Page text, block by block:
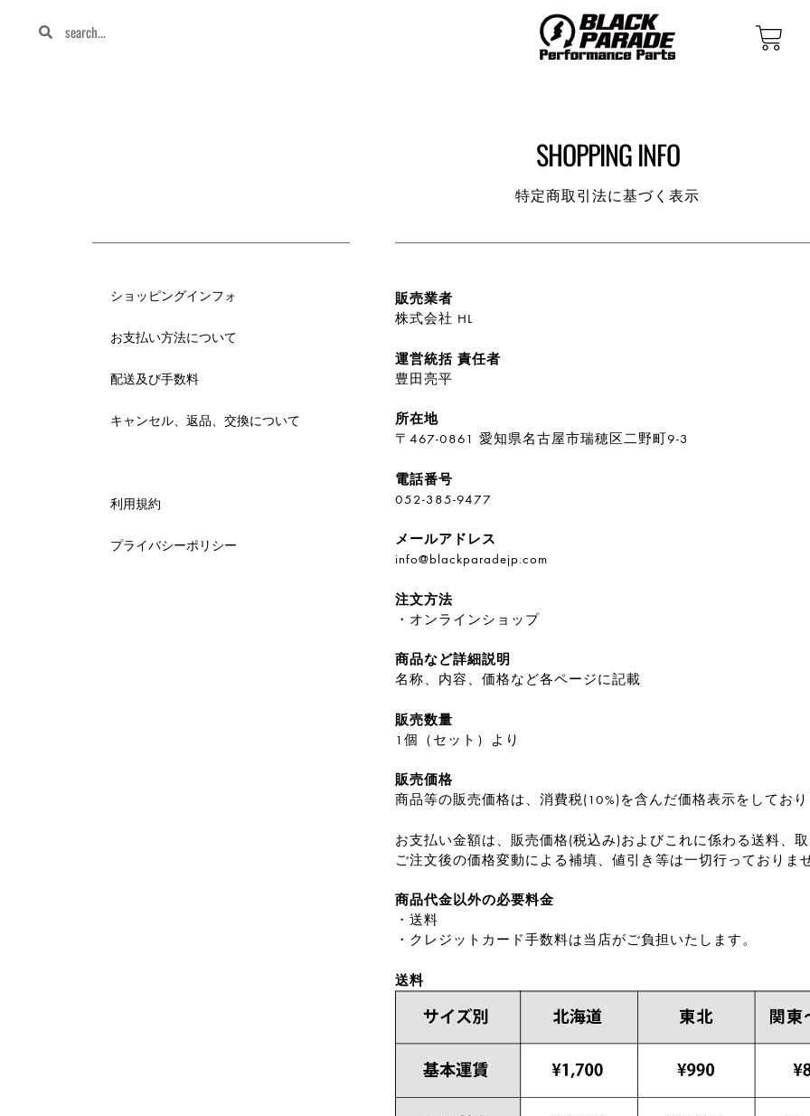
SHOPPING INFO
特定商取引法に基づく表示
ショッピングインフォ
お支払い方法について
配送及び手数料
キャンセル、返品、交換について
利用規約
プライバシーポリシー
販売業者
株式会社 HL
運営統括 責任者
豊田亮平
所在地
〒467-0861 愛知県名古屋市瑞穂区二野町9-3
電話番号
052-385-9477
メールアドレス
info@blackparadejp.com
注文方法
・オンラインショップ
商品など詳細説明
名称、内容、価格など各ページに記載
販売数量
1個（セット）より
販売価格
商品等の販売価格は、消費税(10%)を含んだ価格表示をしてお
お支払い金額は、販売価格(税込み)およびこれに係わる送料、
ご注文後の価格変動による補填、値引き等は一切行っておりま
商品代金以外の必要料金
・送料
・クレジットカード手数料は当店がご負担いたします。
送料